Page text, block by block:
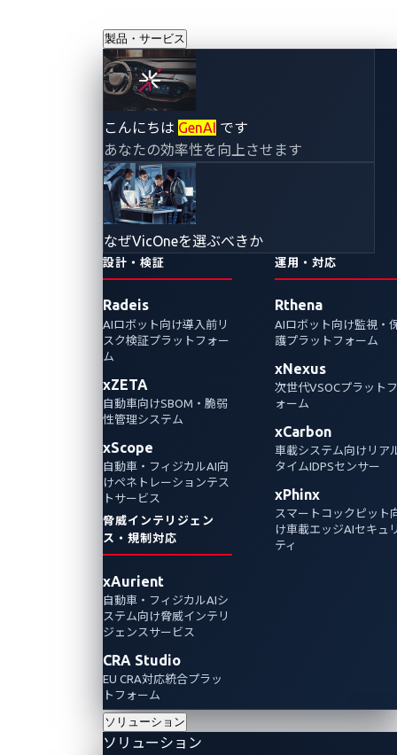
製品・サービス
こんにちは GenAI です
あなたの効率性を向上させます
なぜVicOneを選ぶべきか
設計・検証
Radeis
AIロボット向け導入前リ
スク検証プラットフォー
ム
xZETA
自動車向けSBOM・脆弱
性管理システム
xScope
自動車・フィジカルAI向
けペネトレーションテス
トサービス
脅威インテリジェン
ス・規制対応
xAurient
自動車・フィジカルAIシ
ステム向け脅威インテリ
ジェンスサービス
CRA Studio
EU CRA対応統合プラッ
トフォーム
運用・対応
Rthena
AIロボット向け監視・
護プラットフォーム
xNexus
次世代VSOCプラットフ
ォーム
xCarbon
車載システム向けリア
タイムIDPSセンサー
xPhinx
スマートコックピット
け車載エッジAIセキュ
ティ
ソリューション
ソリューション
VicOne × Zero
Day Initiative世界
最大規模のゼロデ
イ脆弱性発見コン
テスト
「Pwn2Own
Automotive
2025」を開催
2025年1月24日
VicOne
世界13か国から参加のセキュリティリサーチ
ャーが、SDVとそのエコシステムに関する49
のゼロデイ脆弱性を発見「Master of Pwn」の
Pwn2Own Automotive
Events